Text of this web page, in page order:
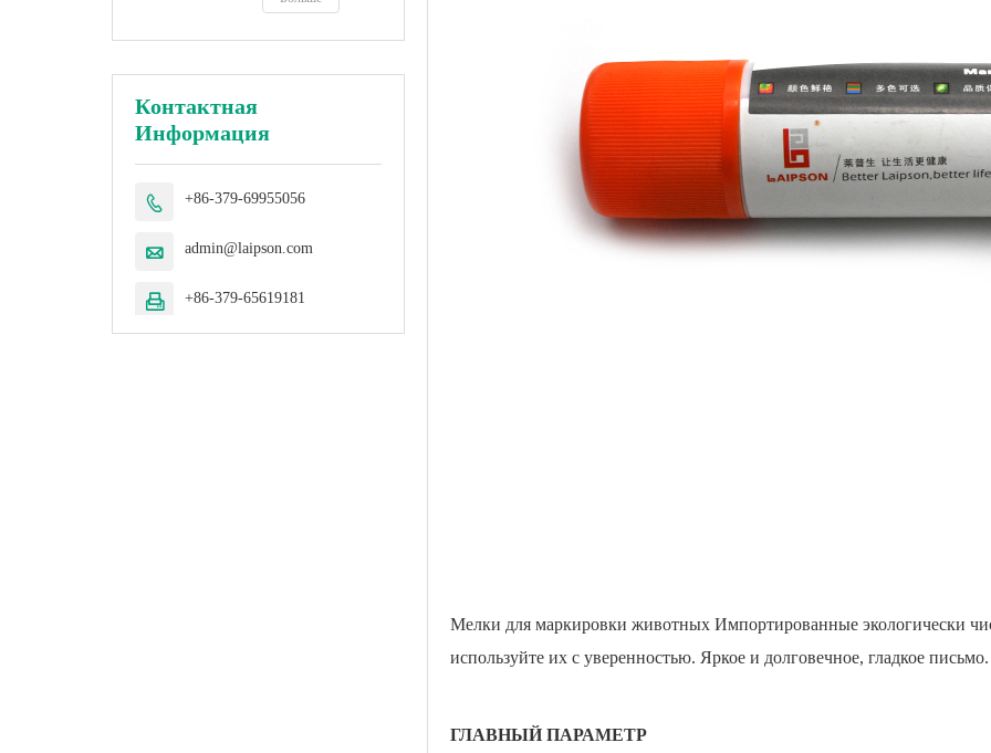
металлическим
наконечником
Контактная
Информация
 +86-379-69955056
 admin@laipson.com
 +86-379-65619181
Мелки для маркировки животных Импортированные экологически
используйте их с уверенностью. Яркое и долговечное, гладкое письмо.
ГЛАВНЫЙ ПАРАМЕТР